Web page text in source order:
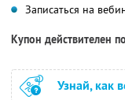
Записаться на
Купон действителен
Узнай, как